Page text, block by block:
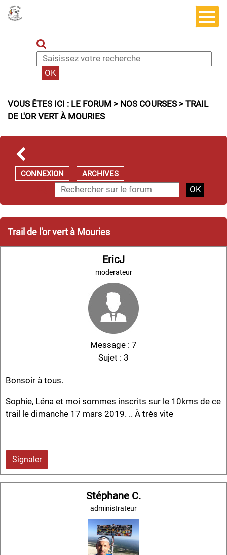
VOUS ÊTES ICI : LE FORUM > NOS COURSES> TRAIL
DE L'OR VERT À MOURIES
CONNEXION ARCHIVES
Trail de l'or vert à Mouries
EricJ
moderateur
Message : 7
Sujet : 3
Bonsoir à tous.
Sophie, Léna et moi sommes inscrits sur le 10kms de ce
trail le dimanche 17 mars 2019. .. À très vite
Signaler
Stéphane C.
administrateur